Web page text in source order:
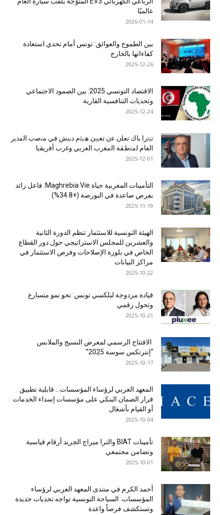
عالميًا
2026-01-14
بين الطموح والعوائق: تونس أمام تحدي استعادة
كفاءاتها بالخارج
2025-12-26
الاقتصاد التونسي 2025: بين الصمود الاجتماعي
وتحديات التنافسية القارية
2025-12-24
ﺗﯾﺗرا ﺑﺎك ﺗﻌﻠن ﻋن ﺗﻌﯾﯾن ھﯾﺛم دﺑﯾش ﻓﻲ ﻣﻧﺻب اﻟﻣدﯾر
اﻟﻌﺎم ﻟﻣﻧطﻘﺔ اﻟﻣﻐرب اﻟﻌرﺑﻲ وﻏرب أﻓرﯾﻘﯾﺎ
2025-12-01
التأمينات المغربية حياة Maghrebia Vie: فاعل رائد
بفرص صاعدة في البورصة (+34.8%)
2025-11-19
الهيئة التونسية للاستثمار تنظم الدورة الثانية
والعشرين للمجلس الاستراتيجي حول دور القطاع
الخاص في بلورة الإصلاحات وفرص الاستثمار في
مراكز البيانات
2025-10-22
قيادة مزدوجة لبلكسي تونس: نحو نمو متسارع
وتحول رقمي
2025-10-21
الافتتاح الرسمي لمعرض النسيج والملابس
“إنترتكس سوسة 2025”
2025-10-17
المعهد العربي لرؤساء المؤسسات… قابلية تطبيق
قرار الضمان البنكي على مؤسسات إسداء الخدمات
أو القيام بأشغال
2025-10-04
تأمينات BIAT والترا ميراج الجريد أرقام قياسية
وتضامن مجتمعي
2025-10-01
أحمد الكرم في منتدى المعهد العربي لرؤساء
المؤسسات: السياحة التونسية تواجه تحديات جديدة
وتستكشف فرصاً واعدة